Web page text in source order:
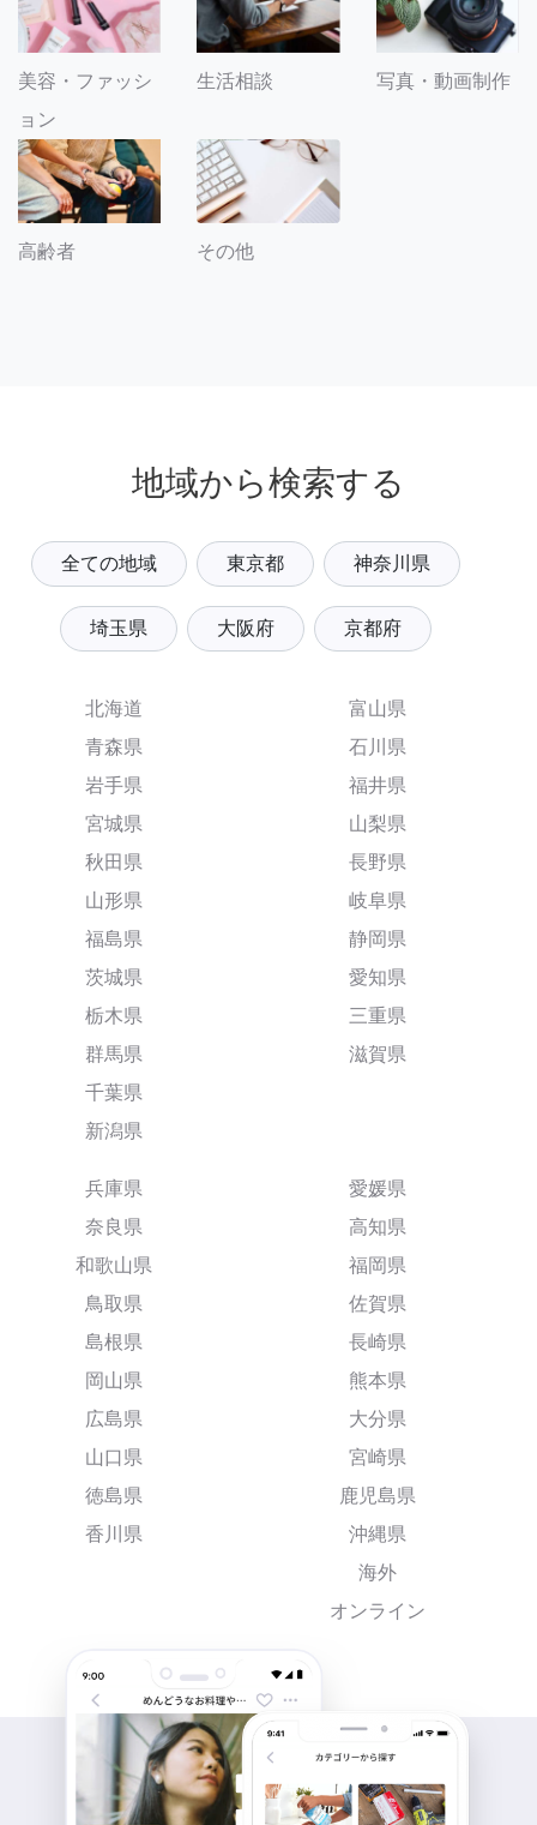
美容・ファッシ
ョン
生活相談 写真・動画制作
高齢者 その他
地域から検索する
全ての地域 東京都 神奈川県
埼玉県 大阪府 京都府
北海道
青森県
岩手県
宮城県
秋田県
山形県
福島県
茨城県
栃木県
群馬県
千葉県
新潟県
富山県
石川県
福井県
山梨県
長野県
岐阜県
静岡県
愛知県
三重県
滋賀県
兵庫県
奈良県
和歌山県
鳥取県
島根県
岡山県
広島県
山口県
徳島県
香川県
愛媛県
高知県
福岡県
佐賀県
長崎県
熊本県
大分県
宮崎県
鹿児島県
沖縄県
海外
オンライン